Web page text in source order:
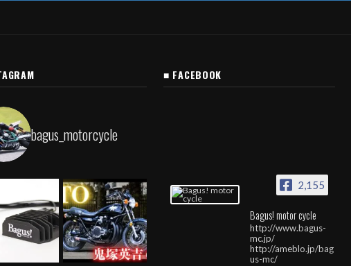
bagus_motorcycle
■ FACEBOOK
2,155
Bagus! motor cycle
http://www.bagus-
mc.jp/
http://ameblo.jp/bag
us-mc/